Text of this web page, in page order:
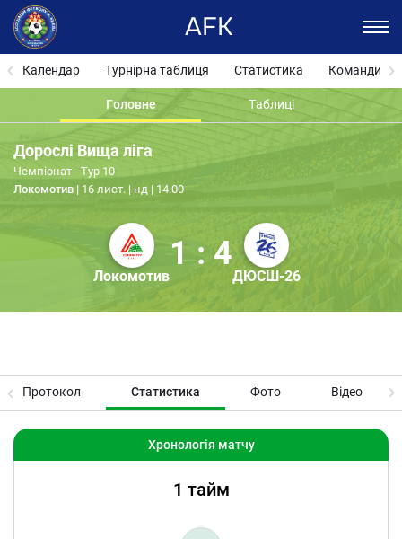
AFK
Календар Турнірна таблиця Статистика Команди
Головне Таблиці
Дорослі Вища ліга
Чемпіонат - Тур 10
Локомотив
1 : 4
ДЮСШ-26
Локомотив 16 лист. | нд | 14:00
Протокол Статистика Фото Відео
Хронологія матчу
1 тайм